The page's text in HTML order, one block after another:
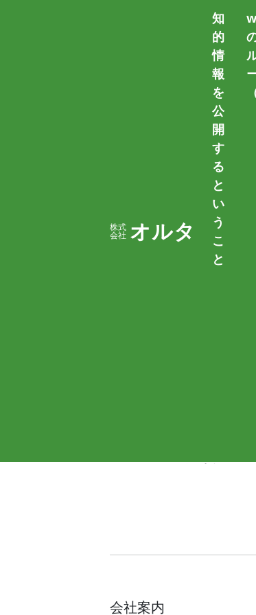
株式
会社 オルタ
知
的
情
報
を
公
開
す
る
と
い
う
こ
と
[PHP]文字が、かな
る
篠原 隆司
たとえば、登録フォームの「
など、適さない文字が含まれ
会社案内